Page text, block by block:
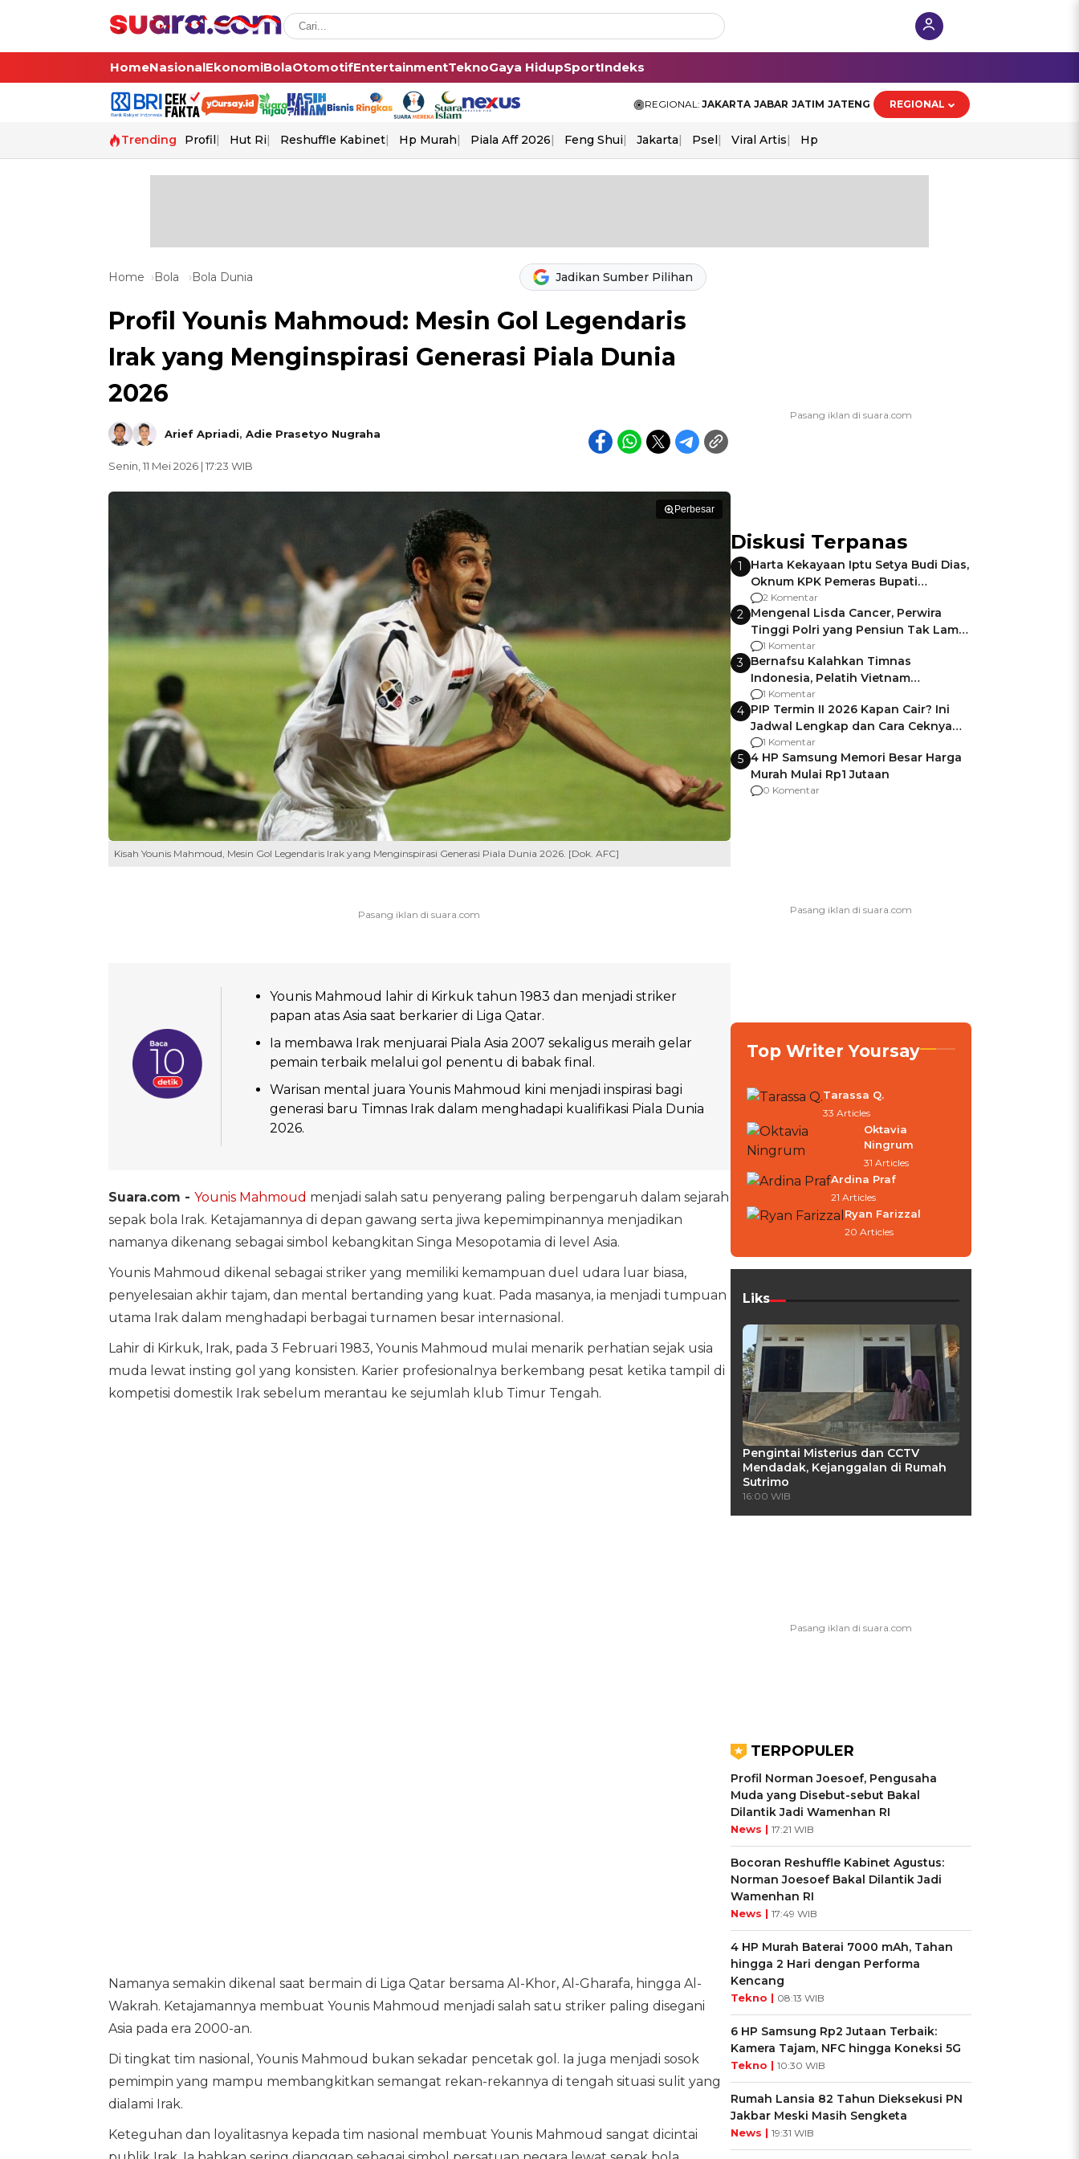
HomeNasionalEkonomiBolaOtomotifEntertainmentTeknoGaya HidupSportIndeks
REGIONAL: JAKARTA JABAR JATIM JATENG REGIONAL
Trending Profil Hut Ri Reshuffle Kabinet Hp Murah Piala Aff 2026 Feng Shui Jakarta Psel Viral Artis Hp
Home Bola Bola Dunia Jadikan Sumber Pilihan
Profil Younis Mahmoud: Mesin Gol Legendaris
Irak yang Menginspirasi Generasi Piala Dunia
2026
Arief Apriadi, Adie Prasetyo Nugraha
Senin, 11 Mei 2026 | 17:23 WIB
Perbesar
Kisah Younis Mahmoud, Mesin Gol Legendaris Irak yang Menginspirasi Generasi Piala Dunia 2026. [Dok. AFC]
Younis Mahmoud lahir di Kirkuk tahun 1983 dan menjadi striker
papan atas Asia saat berkarier di Liga Qatar.
Ia membawa Irak menjuarai Piala Asia 2007 sekaligus meraih gelar
pemain terbaik melalui gol penentu di babak final.
Warisan mental juara Younis Mahmoud kini menjadi inspirasi bagi
generasi baru Timnas Irak dalam menghadapi kualifikasi Piala Dunia
2026.
Suara.com - Younis Mahmoud menjadi salah satu penyerang paling berpengaruh dalam sejarah
sepak bola Irak. Ketajamannya di depan gawang serta jiwa kepemimpinannya menjadikan
namanya dikenang sebagai simbol kebangkitan Singa Mesopotamia di level Asia.
Younis Mahmoud dikenal sebagai striker yang memiliki kemampuan duel udara luar biasa,
penyelesaian akhir tajam, dan mental bertanding yang kuat. Pada masanya, ia menjadi tumpuan
utama Irak dalam menghadapi berbagai turnamen besar internasional.
Lahir di Kirkuk, Irak, pada 3 Februari 1983, Younis Mahmoud mulai menarik perhatian sejak usia
muda lewat insting gol yang konsisten. Karier profesionalnya berkembang pesat ketika tampil di
kompetisi domestik Irak sebelum merantau ke sejumlah klub Timur Tengah.
Namanya semakin dikenal saat bermain di Liga Qatar bersama Al-Khor, Al-Gharafa, hingga Al-
Wakrah. Ketajamannya membuat Younis Mahmoud menjadi salah satu striker paling disegani
Asia pada era 2000-an.
Di tingkat tim nasional, Younis Mahmoud bukan sekadar pencetak gol. Ia juga menjadi sosok
pemimpin yang mampu membangkitkan semangat rekan-rekannya di tengah situasi sulit yang
dialami Irak.
Keteguhan dan loyalitasnya kepada tim nasional membuat Younis Mahmoud sangat dicintai
Diskusi Terpanas
1
Harta Kekayaan Iptu Setya Budi Dias,
Oknum KPK Pemeras Bupati
Pemalang
2 Komentar
2 Mengenal Lisda Cancer, Perwira
Tinggi Polri yang Pensiun Tak Lama
Usai Jadi Brigjen
1 Komentar
3 Bernafsu Kalahkan Timnas
Indonesia, Pelatih Vietnam
Berencana Pakai Jimat di Pakansari
1 Komentar
4 PIP Termin II 2026 Kapan Cair? Ini
Jadwal Lengkap dan Cara Ceknya
agar Dana Tidak Hangus!
1 Komentar
5 4 HP Samsung Memori Besar Harga
Murah Mulai Rp1 Jutaan
0 Komentar
Top Writer Yoursay
Tarassa Q.
33 Articles
Oktavia
Ningrum
31 Articles
Ardina Praf
21 Articles
Ryan Farizzal
20 Articles
Liks
Pengintai Misterius dan CCTV
Mendadak, Kejanggalan di Rumah
Sutrimo
16:00 WIB
TERPOPULER
Profil Norman Joesoef, Pengusaha
Muda yang Disebut-sebut Bakal
Dilantik Jadi Wamenhan RI
News | 17:21 WIB
Bocoran Reshuffle Kabinet Agustus:
Norman Joesoef Bakal Dilantik Jadi
Wamenhan RI
News | 17:49 WIB
4 HP Murah Baterai 7000 mAh, Tahan
hingga 2 Hari dengan Performa
Kencang
Tekno | 08:13 WIB
6 HP Samsung Rp2 Jutaan Terbaik:
Kamera Tajam, NFC hingga Koneksi 5G
Tekno | 10:30 WIB
Rumah Lansia 82 Tahun Dieksekusi PN
Jakbar Meski Masih Sengketa
News | 19:31 WIB